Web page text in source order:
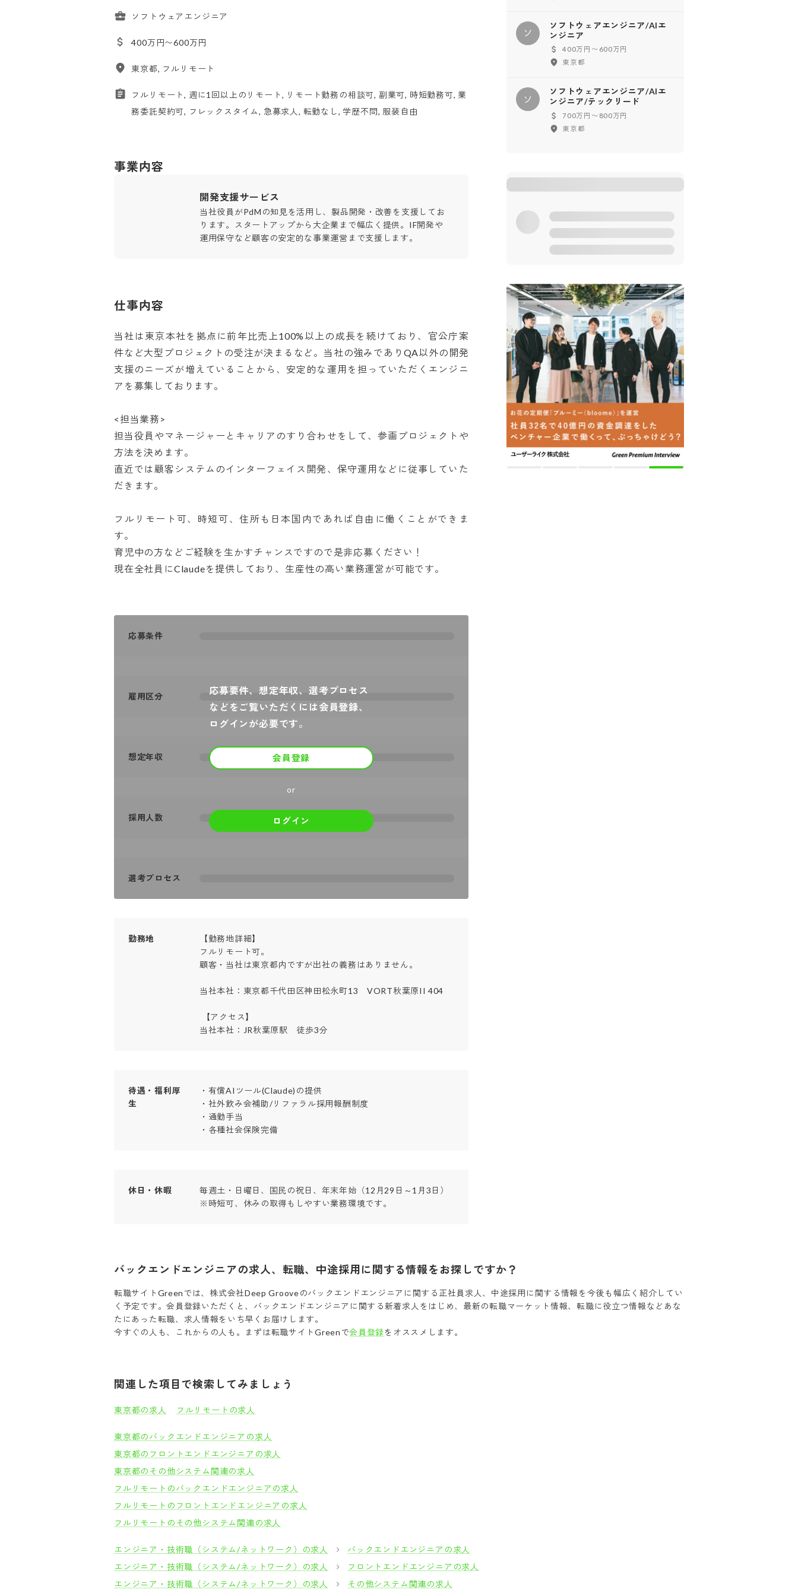
ソフトウェアエンジニア
400万円〜600万円
東京都, フルリモート
フルリモート, 週に1回以上のリモート, リモート勤務の相談可, 副業可, 時短勤務可, 業
務委託契約可, フレックスタイム, 急募求人, 転勤なし, 学歴不問, 服装自由
事業内容
開発支援サービス
当社役員がPdMの知見を活用し、製品開発・改善を支援してお
ります。スタートアップから大企業まで幅広く提供。IF開発や
運用保守など顧客の安定的な事業運営まで支援します。
仕事内容
当社は東京本社を拠点に前年比売上100%以上の成長を続けており、官公庁案
件など大型プロジェクトの受注が決まるなど。当社の強みでありQA以外の開発
支援のニーズが増えていることから、安定的な運用を担っていただくエンジニ
アを募集しております。
<担当業務>
担当役員やマネージャーとキャリアのすり合わせをして、参画プロジェクトや
方法を決めます。
直近では顧客システムのインターフェイス開発、保守運用などに従事していた
だきます。
フルリモート可、時短可、住所も日本国内であれば自由に働くことができま
す。
育児中の方などご経験を生かすチャンスですので是非応募ください！
現在全社員にClaudeを提供しており、生産性の高い業務運営が可能です。
応募要件、想定年収、選考プロセス
などをご覧いただくには会員登録、
ログインが必要です。
会員登録
or
ログイン
応募条件
雇用区分
想定年収
採用人数
選考プロセス
勤務地
【勤務地詳細】
フルリモート可。
顧客・当社は東京都内ですが出社の義務はありません。
当社本社：東京都千代田区神田松永町13　VORT秋葉原II 404
当社本社：JR秋葉原駅　徒歩3分
待遇・福利厚
生
・有償AIツール(Claude)の提供
・社外飲み会補助/リファラル採用報酬制度
・通勤手当
・各種社会保険完備
休日・休暇
毎週土・日曜日、国民の祝日、年末年始（12月29日～1月3日）
※時短可、休みの取得もしやすい業務環境です。
ソ
ソフトウェアエンジニア/AIエ
ンジニア
400万円〜600万円
東京都
ソ
ソフトウェアエンジニア/AIエ
ンジニア/テックリード
700万円〜800万円
東京都
バックエンドエンジニアの求人、転職、中途採用に関する情報をお探しですか？
転職サイトGreenでは、株式会社Deep Grooveのバックエンドエンジニア に関する正社員求人、中途採用に関する情報を今後も幅広く紹介してい
く予定です。会員登録いただくと、 バックエンドエンジニア に関する新着求人をはじめ、最新の転職マーケット情報、転職に役立つ情報などあな
たにあった転職、求人情報をいち早くお届けします。
今すぐの人も、これからの人も。まずは転職サイトGreenで会員登録をオススメします。
関連した項目で検索してみましょう
東京都の求人 フルリモートの求人
東京都のバックエンドエンジニアの求人
東京都のフロントエンドエンジニアの求人
東京都のその他システム関連の求人
フルリモートのバックエンドエンジニアの求人
フルリモートのフロントエンドエンジニアの求人
フルリモートのその他システム関連の求人
エンジニア・技術職（システム/ネットワーク）の求人
バックエンドエンジニアの求人
エンジニア・技術職（システム/ネットワーク）の求人
フロントエンドエンジニアの求人
エンジニア・技術職（システム/ネットワーク）の求人
その他システム関連の求人